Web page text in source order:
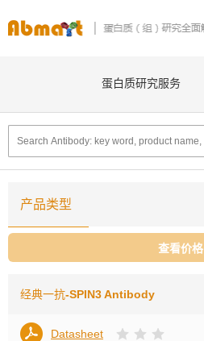
蛋白质研究服务
产品类型
查看价格
经典一抗-SPIN3 Antibody
Datasheet